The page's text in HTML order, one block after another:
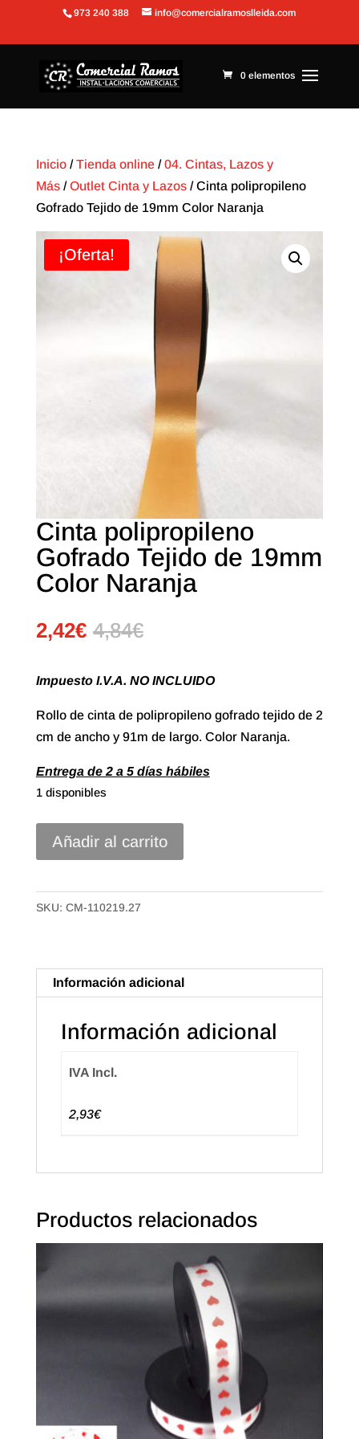
Abrir barra de herramientas
973 240 388 info@comercialramoslleida.com
0 elementos
Inicio/Tienda online/04. Cintas, Lazos y
Más/Outlet Cinta y Lazos/ Cinta polipropileno
Gofrado Tejido de 19mm Color Naranja
¡Oferta!
Cinta polipropileno
Gofrado Tejido de 19mm
Color Naranja
2,42€ 4,84€
Impuesto I.V.A. NO INCLUIDO
Rollo de cinta de polipropileno gofrado tejido de 2
cm de ancho y 91m de largo. Color Naranja.
Entrega de 2 a 5 días hábiles
1 disponibles
Cinta
Naranja
Añadir al carrito
SKU: CM-110219.27
Información adicional
Información adicional
IVA Incl.
2,93€
Productos relacionados